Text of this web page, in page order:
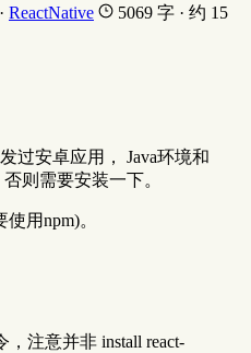
· ReactNative
5069 字 · 约 15
过安卓应用， Java环境和
则需要安装一下。
用npm)。
注意并非 install react-